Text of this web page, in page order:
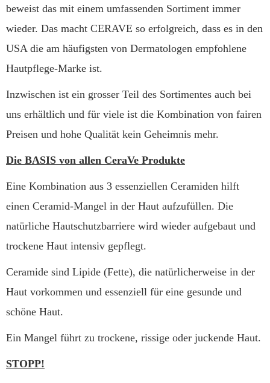
beweist das mit einem umfassenden Sortiment immer
wieder. Das macht CERAVE so erfolgreich, dass es in den
USA die am häufigsten von Dermatologen empfohlene
Hautpflege-Marke ist.
Inzwischen ist ein grosser Teil des Sortimentes auch bei
uns erhältlich und für viele ist die Kombination von fairen
Preisen und hohe Qualität kein Geheimnis mehr.
Die BASIS von allen CeraVe Produkte
Eine Kombination aus 3 essenziellen Ceramiden hilft
einen Ceramid-Mangel in der Haut aufzufüllen. Die
natürliche Hautschutzbarriere wird wieder aufgebaut und
trockene Haut intensiv gepflegt.
Ceramide sind Lipide (Fette), die natürlicherweise in der
Haut vorkommen und essenziell für eine gesunde und
schöne Haut.
Ein Mangel führt zu trockene, rissige oder juckende Haut.
STOPP!